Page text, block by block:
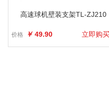
高速球机壁装支架TL-ZJ210
价格 ￥ 49.90 立即购买